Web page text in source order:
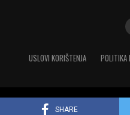
SHARE
USLOVI KORIŠTENJA POLITIKA
Copyright © 2025